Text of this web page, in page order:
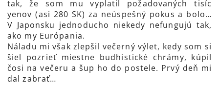
tak, že som mu vyplatil požadovaných tisíc
yenov (asi 280 SK) za neúspešný pokus a bolo…
V Japonsku jednoducho niekedy nefungujú tak,
ako my Európania.
Náladu mi však zlepšil večerný výlet, kedy som si
šiel pozrieť miestne budhistické chrámy, kúpil
čosi na večeru a šup ho do postele. Prvý deň mi
dal zabrať…